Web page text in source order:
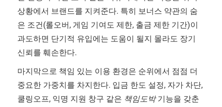
상황에서 브랜드를 지켜준다. 특히 보너스 약관의 숨
은 조건(롤오버, 게임 기여도 제한, 출금 제한 기간)이
과도하면 단기적 유입에는 도움이 될지 몰라도 장기
신뢰를 훼손한다.
마지막으로 책임 있는 이용 환경은 순위에서 점점 더
중요한 가중치를 차지한다. 입금 한도 설정, 자가 차단,
쿨링오프, 익명 지원 창구 같은 책임도박기능을 갖춘